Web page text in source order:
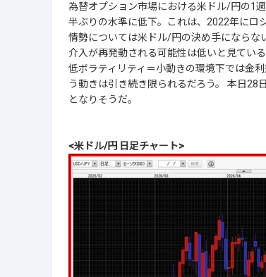
為替オプション市場における米ドル/円の1
半ぶりの水準に低下。これは、2022年にロ
情勢については米ドル/円の決め手にならな
介入が再発動される可能性は低いと見てい
低ボラティリティ＝小動きの環境下では金
う動きは引き続き限られるだろう。 本日
となりそうだ。
<米ドル/円 日足チャート>